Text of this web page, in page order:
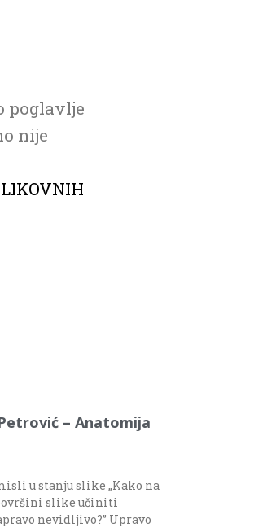
poglavlje
nije
– Anatomija
u stanju slike „Kako na
slike učiniti
nevidljivo?” Upravo